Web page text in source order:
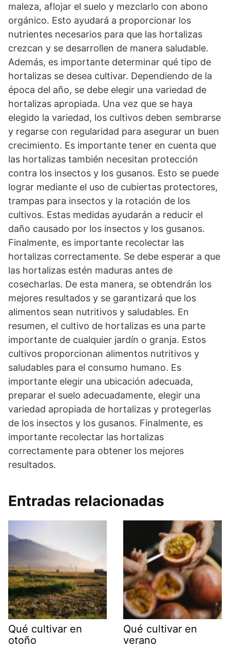
maleza, aflojar el suelo y mezclarlo con abono
orgánico. Esto ayudará a proporcionar los
nutrientes necesarios para que las hortalizas
crezcan y se desarrollen de manera saludable.
Además, es importante determinar qué tipo de
hortalizas se desea cultivar. Dependiendo de la
época del año, se debe elegir una variedad de
hortalizas apropiada. Una vez que se haya
elegido la variedad, los cultivos deben sembrarse
y regarse con regularidad para asegurar un buen
crecimiento. Es importante tener en cuenta que
las hortalizas también necesitan protección
contra los insectos y los gusanos. Esto se puede
lograr mediante el uso de cubiertas protectores,
trampas para insectos y la rotación de los
cultivos. Estas medidas ayudarán a reducir el
daño causado por los insectos y los gusanos.
Finalmente, es importante recolectar las
hortalizas correctamente. Se debe esperar a que
las hortalizas estén maduras antes de
cosecharlas. De esta manera, se obtendrán los
mejores resultados y se garantizará que los
alimentos sean nutritivos y saludables. En
resumen, el cultivo de hortalizas es una parte
importante de cualquier jardín o granja. Estos
cultivos proporcionan alimentos nutritivos y
saludables para el consumo humano. Es
importante elegir una ubicación adecuada,
preparar el suelo adecuadamente, elegir una
variedad apropiada de hortalizas y protegerlas
de los insectos y los gusanos. Finalmente, es
importante recolectar las hortalizas
correctamente para obtener los mejores
resultados.
Entradas relacionadas
Qué cultivar en
otoño
Qué cultivar en
verano